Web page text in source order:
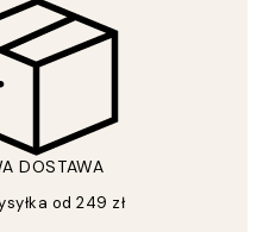
DOSTAWA
od 249 zł